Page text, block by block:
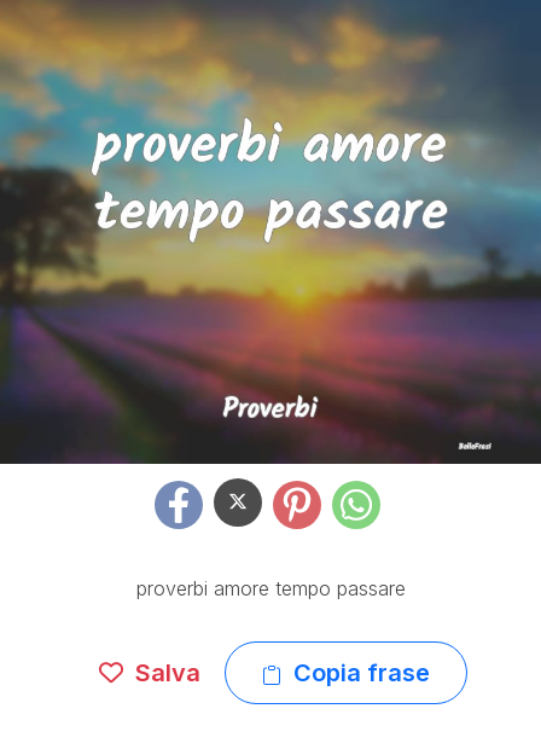
proverbi amore tempo passare
Salva Copia frase